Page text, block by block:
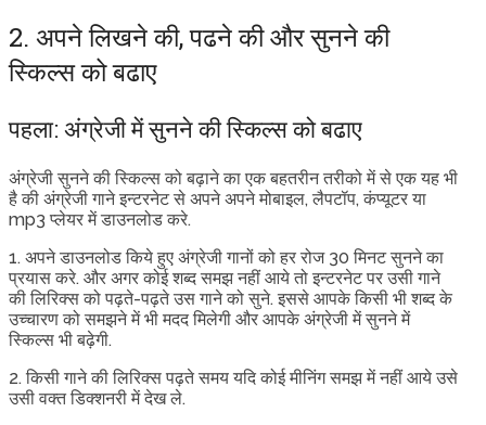
2. अपने लिखने की, पढने की और सुनने की
स्किल्स को बढाए
पहला: अंग्रेजी में सुनने की स्किल्स को बढाए
अंग्रेजी सुनने की स्किल्स को बढ़ाने का एक बहतरीन तरीको में से एक यह भी
है की अंग्रेजी गाने इन्टरनेट से अपने अपने मोबाइल, लैपटॉप, कंप्यूटर या
mp3 प्लेयर में डाउनलोड करे.
1. अपने डाउनलोड किये हुए अंग्रेजी गानों को हर रोज 30 मिनट सुनने का
प्रयास करे. और अगर कोई शब्द समझ नहीं आये तो इन्टरनेट पर उसी गाने
की लिरिक्स को पढ़ते-पढ़ते उस गाने को सुने. इससे आपके किसी भी शब्द के
उच्चारण को समझने में भी मदद मिलेगी और आपके अंग्रेजी में सुनने में
स्किल्स भी बढ़ेगी.
2. किसी गाने की लिरिक्स पढ़ते समय यदि कोई मीनिंग समझ में नहीं आये उसे
उसी वक्त डिक्शनरी में देख ले.